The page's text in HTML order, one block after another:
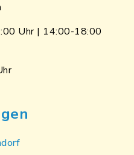
Uhr | 14:00-18:00